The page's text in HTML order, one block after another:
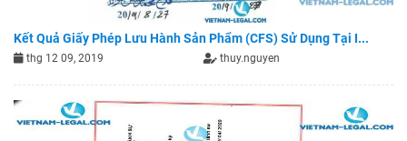
Kết Quả Giấy Phép Lưu Hành Sản Phẩm (CFS) Sử Dụng Tại I...
thg 12 09, 2019 thuy.nguyen